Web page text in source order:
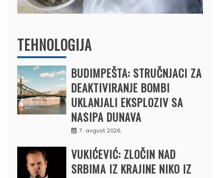
TEHNOLOGIJA
BUDIMPEŠTA: STRUČNJACI ZA
DEAKTIVIRANJE BOMBI
UKLANJALI EKSPLOZIV SA
NASIPA DUNAVA
7. avgust 2026.
VUKIĆEVIĆ: ZLOČIN NAD
SRBIMA IZ KRAJINE NIKO IZ